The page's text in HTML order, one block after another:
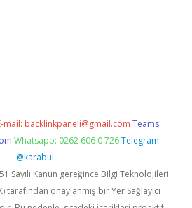
mail: backlinkpaneli@gmail.com Teams:
Whatsapp: 0262 606 0 726 Telegram:
@karabul
Sayılı Kanun gereğince Bilgi Teknolojileri
tarafından onaylanmış bir Yer Sağlayıcı